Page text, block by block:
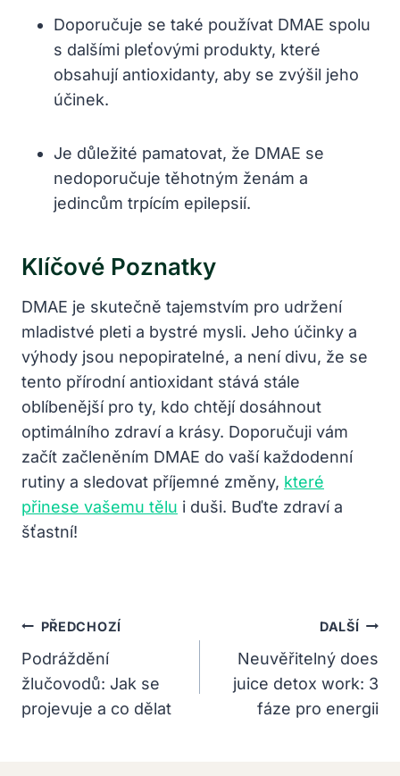
Doporučuje se také používat DMAE spolu
s dalšími pleťovými produkty, které
obsahují antioxidanty, aby se zvýšil jeho
účinek.
Je důležité pamatovat, že DMAE se
nedoporučuje těhotným ženám a
jedincům trpícím epilepsií.
Klíčové Poznatky
DMAE je skutečně tajemstvím pro udržení
mladistvé pleti a bystré mysli. Jeho účinky a
výhody jsou nepopiratelné, a není divu, že se
tento přírodní antioxidant stává stále
oblíbenější pro ty, kdo chtějí dosáhnout
optimálního zdraví a krásy. Doporučuji vám
začít začleněním DMAE do vaší každodenní
rutiny a sledovat příjemné změny, které
přinese vašemu tělu i duši. Buďte zdraví a
šťastní!
Navigace
Pro
Příspěvek
PŘEDCHOZÍ
Podráždění
žlučovodů: Jak se
projevuje a co dělat
DALŠÍ
Neuvěřitelný does
juice detox work: 3
fáze pro energii